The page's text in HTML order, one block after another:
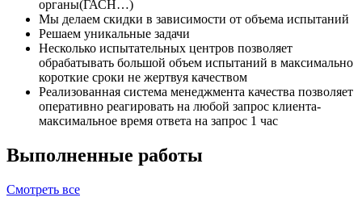
органы(ГАСН…)
Мы делаем скидки в зависимости от объема испытаний
Решаем уникальные задачи
Несколько испытательных центров позволяет
обрабатывать большой объем испытаний в максимально
короткие сроки не жертвуя качеством
Реализованная система менеджмента качества позволяет
оперативно реагировать на любой запрос клиента-
максимальное время ответа на запрос 1 час
Выполненные работы
Смотреть все